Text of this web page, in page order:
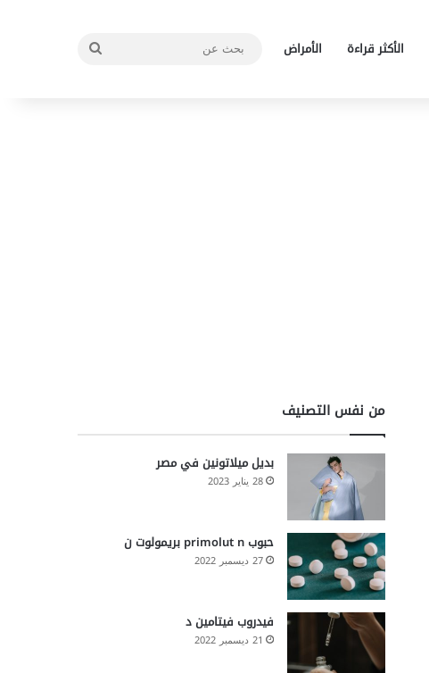
الأكثر قراءة الأمراض
بحث
من نفس التصنيف
بديل ميلاتونين في مصر
28 يناير 2023
حبوب primolut n بريمولوت ن
27 ديسمبر 2022
فيدروب فيتامين د
21 ديسمبر 2022